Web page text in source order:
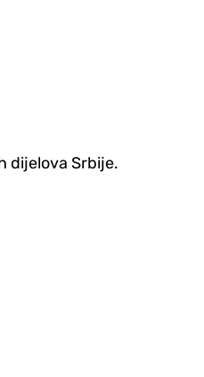
dijelova Srbije.